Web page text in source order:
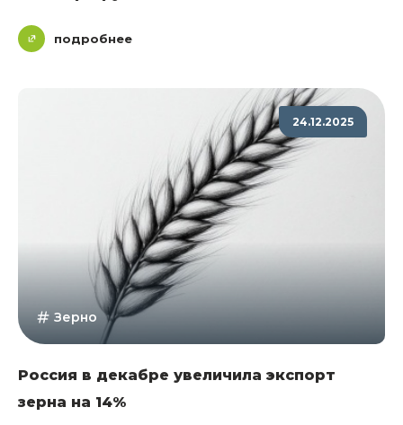
подробнее
24.12.2025
Зерно
Россия в декабре увеличила экспорт
зерна на 14%